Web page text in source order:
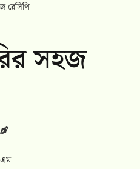
রেসিপি
সহজ